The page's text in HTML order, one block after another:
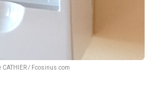
CATHIER / Fcosinus.com